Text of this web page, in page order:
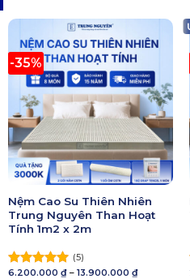
-35%
Nệm Cao Su Thiên Nhiên
Trung Nguyên Than Hoạt
Tính 1m2 x 2m
Được xếp
(5)
6.200.000 ₫ – 13.900.000 ₫Khoảng